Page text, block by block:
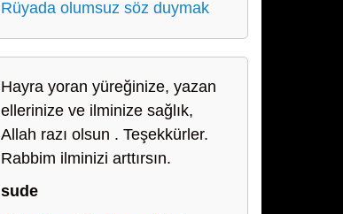
Rüyada olumsuz söz duymak
Hayra yoran yüreğinize, yazan
ellerinize ve ilminize sağlık,
Allah razı olsun . Teşekkürler.
Rabbim ilminizi arttırsın.
sude